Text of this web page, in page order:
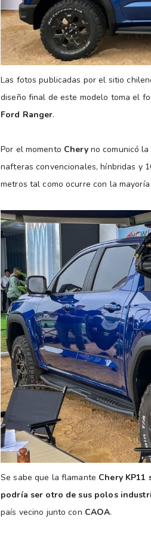
Las fotos publicadas por el sitio
diseño final de este modelo toma el
Ford Ranger.
Por el momento Cheryno comunicó la
nafteras convencionales, hínbridas y
metros tal como ocurre con la
Se sabe que la flamante Chery KP11
podría ser otro de sus polos
país vecino junto con CAOA.